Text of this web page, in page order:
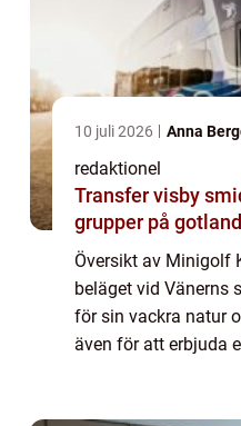
10 juli 2026 Anna
redaktionel
Transfer visby smidiga transporter för
grupper på gotland
Översikt av Minigolf
beläget vid Vänerns
för sin vackra natur
även för att erbjuda